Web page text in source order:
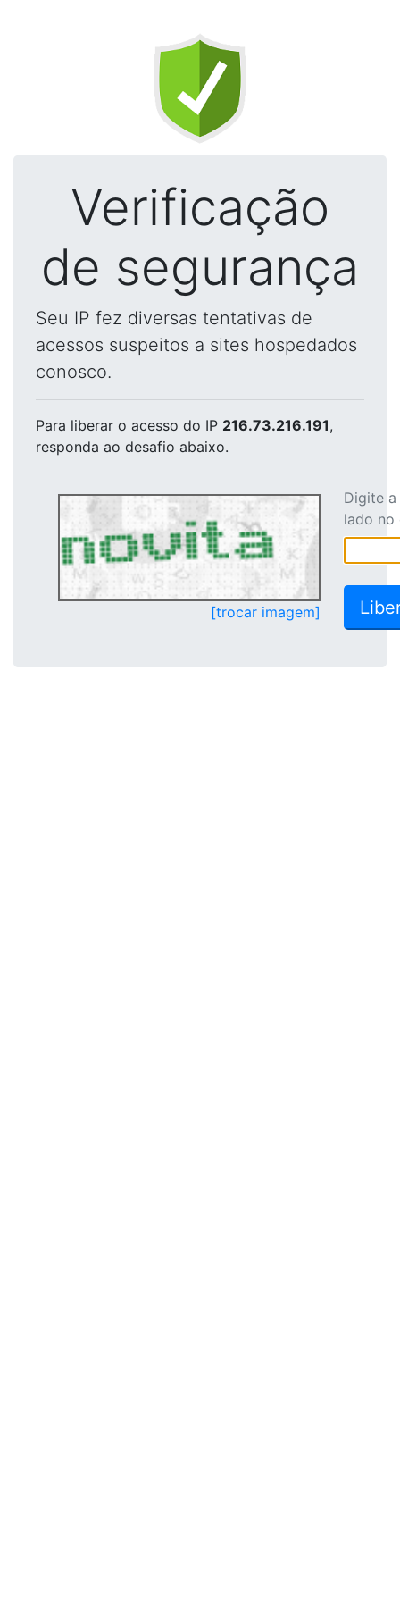
Verificação
de segurança
Seu IP fez diversas tentativas de
acessos suspeitos a sites hospedados
conosco.
Para liberar o acesso do IP 216.73.216.191,
responda ao desafio abaixo.
[trocar imagem]
Digite
lado no